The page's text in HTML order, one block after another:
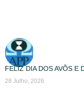
FELIZ DIA DOS AVÕS E
28 Julho, 2026